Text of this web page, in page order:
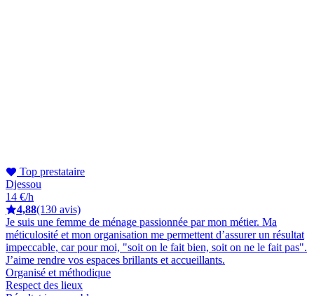
Top prestataire
Djessou
14 €/h
4,88(130 avis)
Je suis une femme de ménage passionnée par mon métier. Ma
méticulosité et mon organisation me permettent d’assurer un résultat
impeccable, car pour moi, "soit on le fait bien, soit on ne le fait pas".
J’aime rendre vos espaces brillants et accueillants.
Organisé et méthodique
Respect des lieux